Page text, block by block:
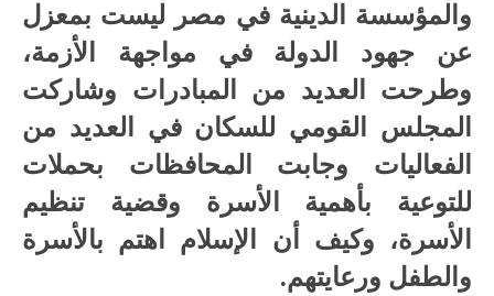
والمؤسسة الدينية في مصر ليست بمعزل
عن جهود الدولة في مواجهة الأزمة،
وطرحت العديد من المبادرات وشاركت
المجلس القومي للسكان في العديد من
الفعاليات وجابت المحافظات بحملات
للتوعية بأهمية الأسرة وقضية تنظيم
الأسرة، وكيف أن الإسلام اهتم بالأسرة
والطفل ورعايتهم.